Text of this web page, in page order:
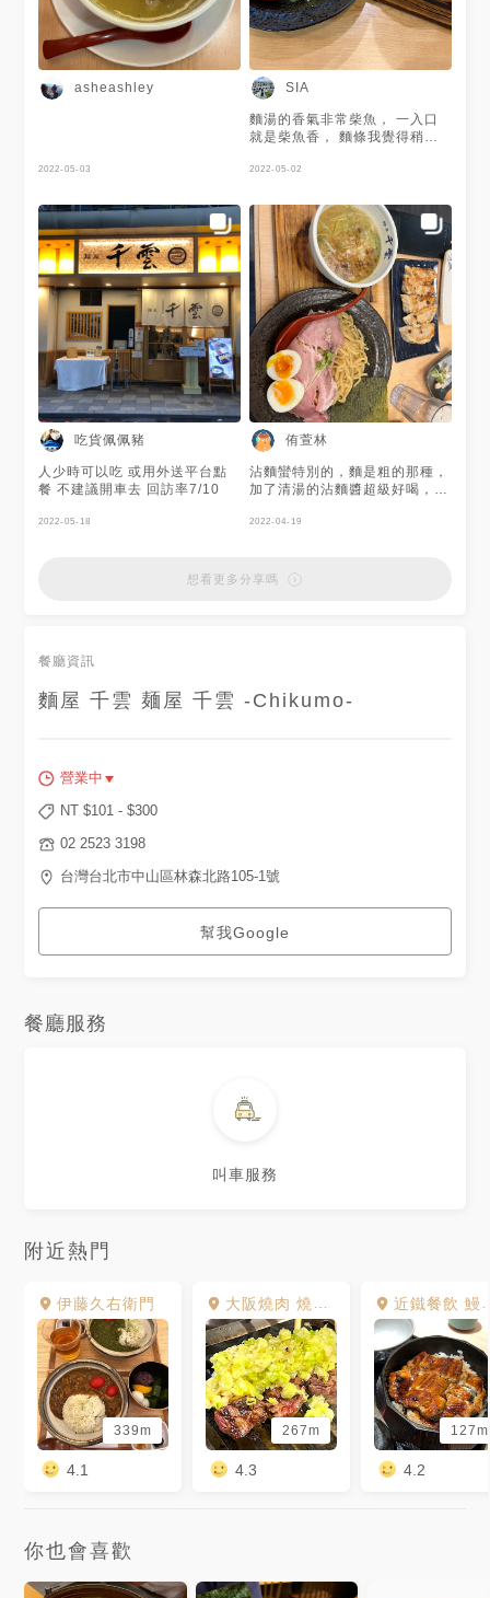
可，店內有調味料(大蒜辣椒及
胡椒)，但其實吃原味就可以
囉，記得要點杯飲料會比較清爽
喔，推薦給大家🥰 #麵屋千雲 #
#雞白湯拉麵 #煙燻滷味 #豬肉
asheashley
2022-05-03
SIA
麵湯的香氣非常柴魚， 一入口
就是柴魚香， 麵條我覺得稍嫌
不錯， 但總覺得少了一個紫蘇
很喜歡那個有點嗆辣的感覺，
吃完麵後可以跟店家要清湯來
加， 很順口很好喝。 開到半夜
三點真的很不錯， 很適合晚上
來吃宵夜類。
2022-05-02
吃貨佩佩豬
人少時可以吃 或用外送平台點
餐 不建議開車去 回訪率7/10
2022-05-18
侑萱林
沾麵蠻特別的，麵是粗的那種，
加了清湯的沾麵醬超級好喝，雞
道很香，最好吃的是燒肉飯，燒
脆料不夠滿，差了那麼一點。
2022-04-19
想看更多分享嗎
餐廳資訊
麵屋 千雲 麺屋 千雲 -Chikumo-
營業中
NT $101 - $300
02 2523 3198
台灣台北市中山區林森北路105-1號
幫我Google
餐廳服務
叫車服務
附近熱門
伊藤久右衛門
339m
4.1
大阪燒肉 燒魂Yakikon 林森本店
267m
4.3
近鐵餐飲 鰻「江戶川」鰻魚料理店（台北中山店）
127m
4.2
你也會喜歡